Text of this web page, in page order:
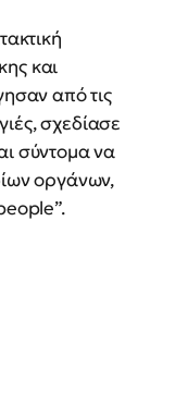
και
από τις
σχεδίασε
σύντομα να
οργάνων,